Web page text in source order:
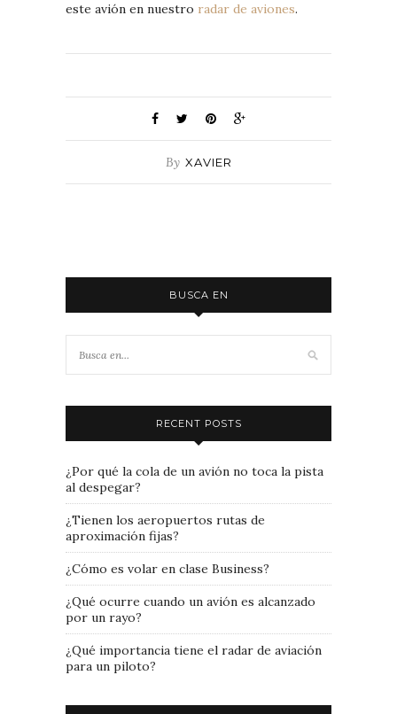
este avión en nuestro radar de aviones.
By XAVIER
BUSCA EN
RECENT POSTS
¿Por qué la cola de un avión no toca la pista
al despegar?
¿Tienen los aeropuertos rutas de
aproximación fijas?
¿Cómo es volar en clase Business?
¿Qué ocurre cuando un avión es alcanzado
por un rayo?
¿Qué importancia tiene el radar de aviación
para un piloto?